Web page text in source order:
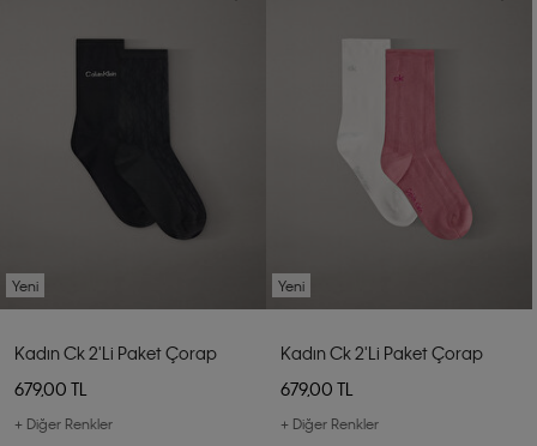
Yeni
Kadın Ck 2'li Paket Çorap
679,00 TL
+ Diğer Renkler
Yeni
Kadın Ck 2'li Paket Çorap
679,00 TL
+ Diğer Renkler